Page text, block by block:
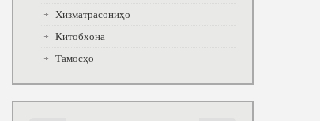
Хизматрасониҳо
Китобхона
Тамосҳо